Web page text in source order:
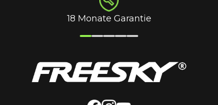
18 Monate Garantie